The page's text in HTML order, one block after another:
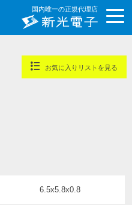
国内唯一の正規代理店
お気に入りリストを見る
6.5x5.8x0.8